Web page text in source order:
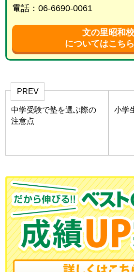
電話：06-6690-0061
文の里昭和校
についてはこち
PREV
中学受験で塾を選ぶ際の
注意点
小学